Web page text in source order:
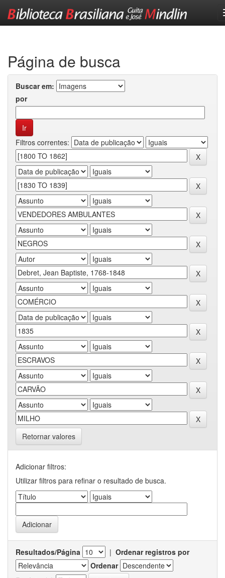
Página de busca
Buscar em:
por
Filtros correntes:
Retornar valores
Adicionar filtros:
Utilizar filtros para refinar o resultado de busca.
Resultados/Página | Ordenar registros por
Ordenar